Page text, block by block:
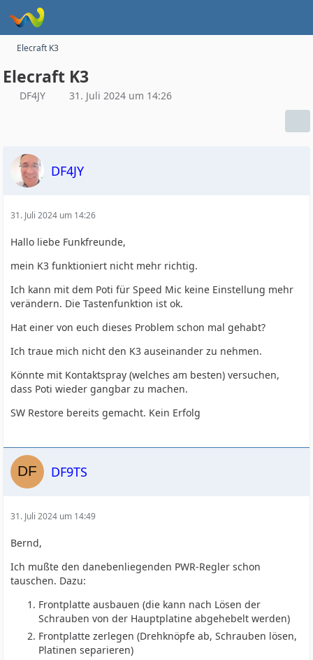
Elecraft K3
Elecraft K3
DF4JY 31. Juli 2024 um 14:26
DF4JY
31. Juli 2024 um 14:26
Hallo liebe Funkfreunde,
mein K3 funktioniert nicht mehr richtig.
Ich kann mit dem Poti für Speed Mic keine Einstellung mehr
verändern. Die Tastenfunktion ist ok.
Hat einer von euch dieses Problem schon mal gehabt?
Ich traue mich nicht den K3 auseinander zu nehmen.
Könnte mit Kontaktspray (welches am besten) versuchen,
dass Poti wieder gangbar zu machen.
SW Restore bereits gemacht. Kein Erfolg
DF9TS
31. Juli 2024 um 14:49
Bernd,
Ich mußte den danebenliegenden PWR-Regler schon
tauschen. Dazu:
Frontplatte ausbauen (die kann nach Lösen der
Schrauben von der Hauptplatine abgehebelt werden)
Frontplatte zerlegen (Drehknöpfe ab, Schrauben lösen,
Platinen separieren)